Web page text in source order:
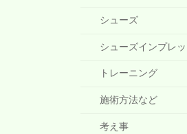
シューズ
シューズインプレ
トレーニング
施術方法など
考え事